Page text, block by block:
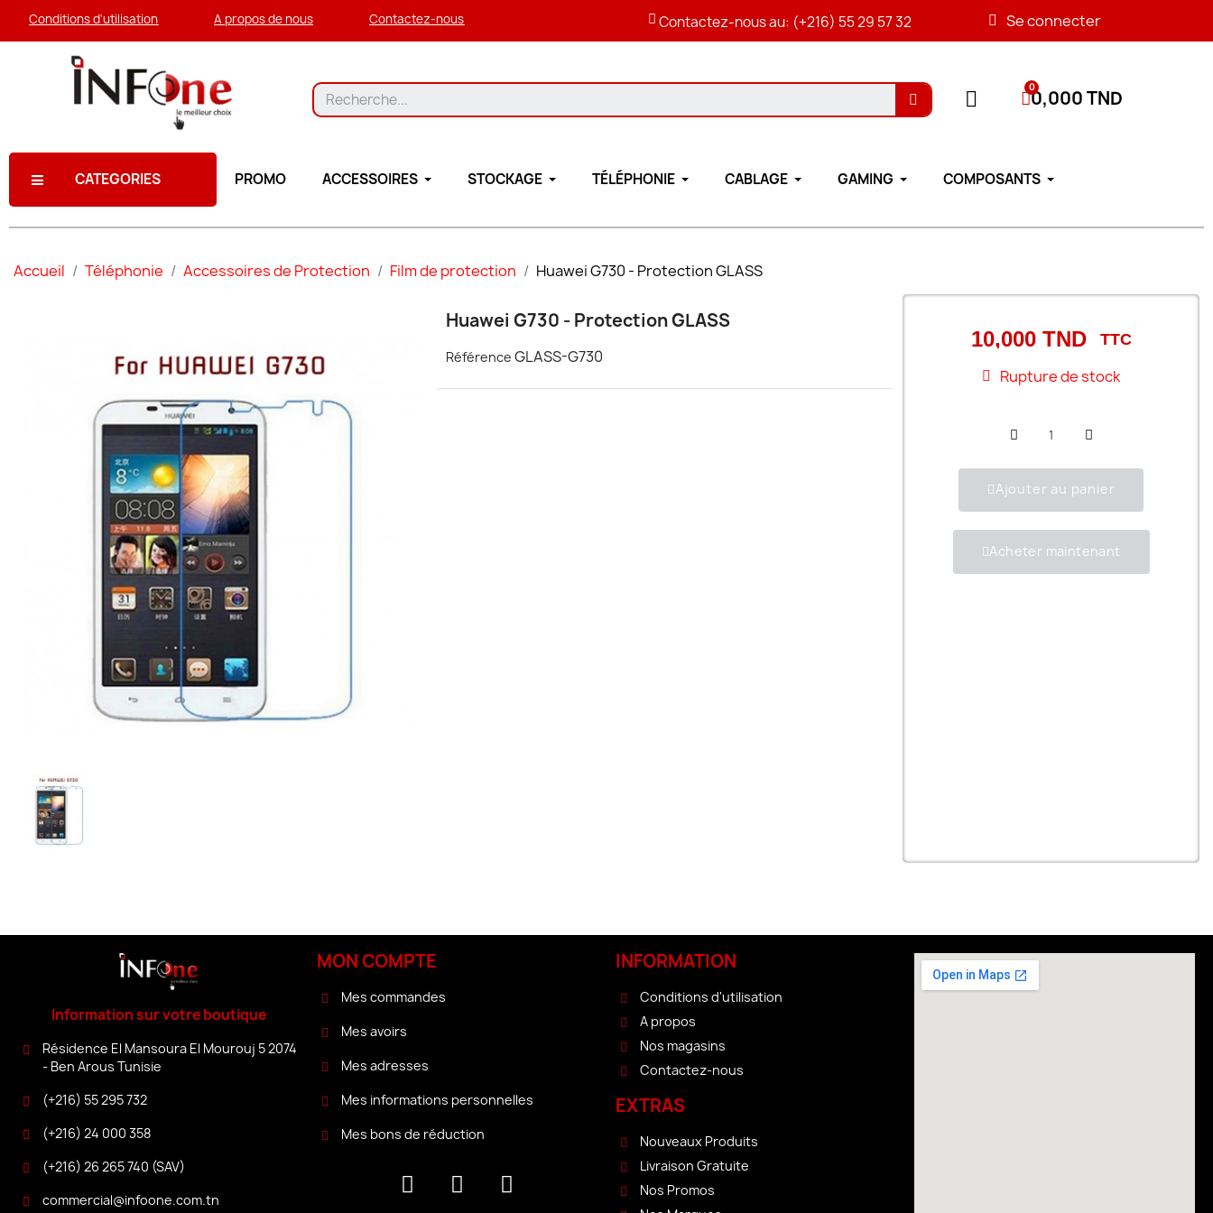
Conditions d'utilisation A propos de nous Contactez-nous Contactez-nous au: (+216) 55 29 57 32 Se connecter
0,000 TND
CATEGORIES PROMO ACCESSOIRES STOCKAGE TÉLÉPHONIE CABLAGE GAMING COMPOSANTS
Accueil Téléphonie Accessoires de Protection Film de protection Huawei G730 - Protection GLASS
Huawei G730 - Protection GLASS
Référence GLASS-G730
10,000 TND TTC
Rupture de stock
Ajouter au panier
Acheter maintenant
Information sur votre boutique
Résidence El Mansoura El Mourouj 5 2074
- Ben Arous Tunisie
(+216) 55 295 732
(+216) 24 000 358
(+216) 26 265 740 (SAV)
commercial@infoone.com.tn
MON COMPTE
Mes commandes
Mes avoirs
Mes adresses
Mes informations personnelles
Mes bons de réduction
INFORMATION
Conditions d'utilisation
A propos
Nos magasins
Contactez-nous
EXTRAS
Nouveaux Produits
Livraison Gratuite
Nos Promos